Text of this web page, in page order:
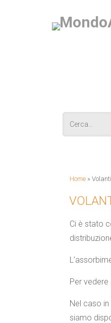
Home »
Ci è stato
Per vedere
Nel caso
siamo